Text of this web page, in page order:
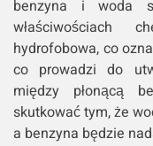
benzyna i woda
właściwościach
hydrofobowa, co
co prowadzi do
między płonącą
skutkować tym, że
a benzyna będzie